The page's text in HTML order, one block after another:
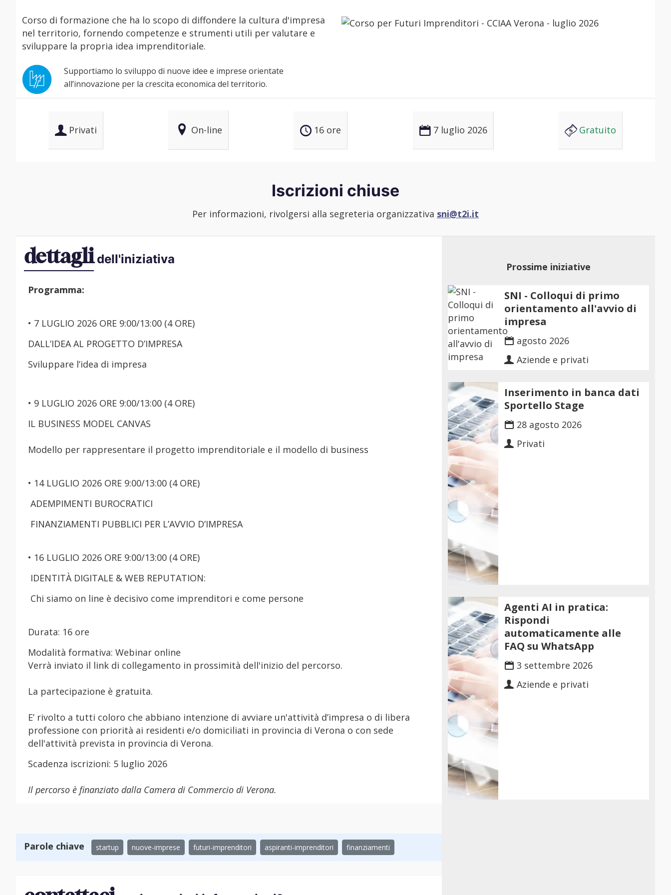
Corso di formazione che ha lo scopo di diffondere la cultura d'impresa
nel territorio, fornendo competenze e strumenti utili per valutare e
sviluppare la propria idea imprenditoriale.
Supportiamo lo sviluppo di nuove idee e imprese orientate
all’innovazione per la crescita economica del territorio.
Privati On-line 16 ore 7 luglio 2026 Gratuito
Iscrizioni chiuse
Per informazioni, rivolgersi alla segreteria organizzativa sni@t2i.it
dettagli dell'iniziativa
Programma:
• 7 LUGLIO 2026 ORE 9:00/13:00 (4 ORE)
DALL’IDEA AL PROGETTO D’IMPRESA
Sviluppare l’idea di impresa
• 9 LUGLIO 2026 ORE 9:00/13:00 (4 ORE)
IL BUSINESS MODEL CANVAS
Modello per rappresentare il progetto imprenditoriale e il modello di business
• 14 LUGLIO 2026 ORE 9:00/13:00 (4 ORE)
ADEMPIMENTI BUROCRATICI
FINANZIAMENTI PUBBLICI PER L’AVVIO D’IMPRESA
• 16 LUGLIO 2026 ORE 9:00/13:00 (4 ORE)
IDENTITÀ DIGITALE & WEB REPUTATION:
Chi siamo on line è decisivo come imprenditori e come persone
Durata: 16 ore
Modalità formativa: Webinar online
Verrà inviato il link di collegamento in prossimità dell'inizio del percorso.
La partecipazione è gratuita.
E’ rivolto a tutti coloro che abbiano intenzione di avviare un'attività d’impresa o di libera
professione con priorità ai residenti e/o domiciliati in provincia di Verona o con sede
dell'attività prevista in provincia di Verona.
Scadenza iscrizioni: 5 luglio 2026
Il percorso è finanziato dalla Camera di Commercio di Verona.
Parole chiave startup nuove-imprese futuri-imprenditori aspiranti-imprenditori finanziamenti
Prossime iniziative
SNI - Colloqui di primo
orientamento all'avvio di
impresa
agosto 2026
Aziende e privati
Inserimento in banca dati
Sportello Stage
28 agosto 2026
Privati
Agenti AI in pratica:
Rispondi
automaticamente alle
FAQ su WhatsApp
3 settembre 2026
Aziende e privati